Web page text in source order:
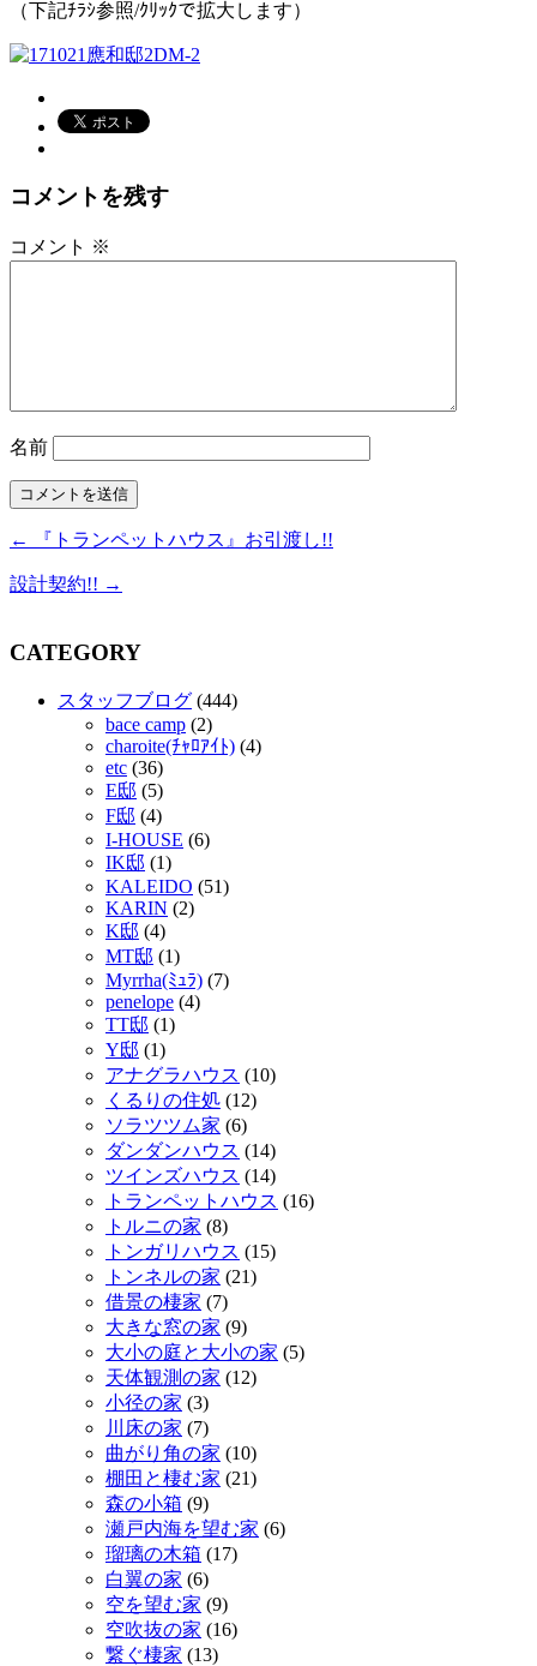
（下記ﾁﾗｼ参照/ｸﾘｯｸで拡大します）
コメントを残す
コメント ※
名前
← 『トランペットハウス』お引渡し!!
設計契約!! →
CATEGORY
スタッフブログ (444)
bace camp (2)
charoite(ﾁｬﾛｱｲﾄ) (4)
etc (36)
E邸 (5)
F邸 (4)
I-HOUSE (6)
IK邸 (1)
KALEIDO (51)
KARIN (2)
K邸 (4)
MT邸 (1)
Myrrha(ﾐｭﾗ) (7)
penelope (4)
TT邸 (1)
Y邸 (1)
アナグラハウス (10)
くるりの住処 (12)
ソラツツム家 (6)
ダンダンハウス (14)
ツインズハウス (14)
トランペットハウス (16)
トルニの家 (8)
トンガリハウス (15)
トンネルの家 (21)
借景の棲家 (7)
大きな窓の家 (9)
大小の庭と大小の家 (5)
天体観測の家 (12)
小径の家 (3)
川床の家 (7)
曲がり角の家 (10)
棚田と棲む家 (21)
森の小箱 (9)
瀬戸内海を望む家 (6)
瑠璃の木箱 (17)
白翼の家 (6)
空を望む家 (9)
空吹抜の家 (16)
繋ぐ棲家 (13)